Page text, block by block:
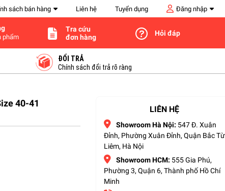
sách bán hàng Liên hệ Tuyển dụng Đăng nhập
phẩm
Tra cứu
đơn hàng
Hỏi đáp
ĐỔI TRẢ
Chính sách đổi trả rõ ràng
40-41
LIÊN HỆ
Showroom Hà Nội: 547 Đ. Xuân
Đỉnh, Phường Xuân Đỉnh, Quận Bắc Từ
Liêm, Hà Nội
Showroom HCM: 555 Gia Phú,
Phường 3, Quận 6, Thành phố Hồ Chí
Minh